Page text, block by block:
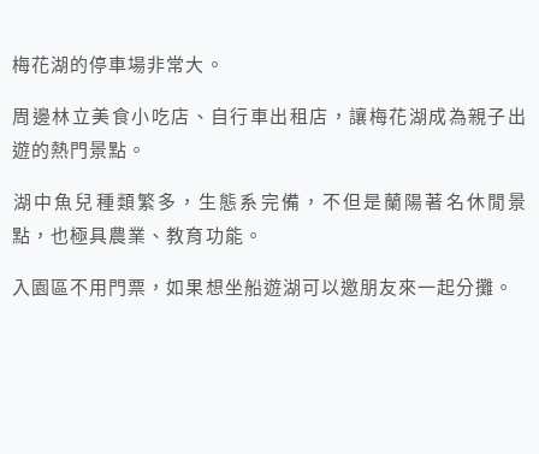
梅花湖的停車場非常大。
周邊林立美食小吃店、自行車出租店，讓梅花湖成為親子出
遊的熱門景點。
湖中魚兒種類繁多，生態系完備，不但是蘭陽著名休閒景
點，也極具農業、教育功能。
入園區不用門票，如果想坐船遊湖可以邀朋友來一起分攤。